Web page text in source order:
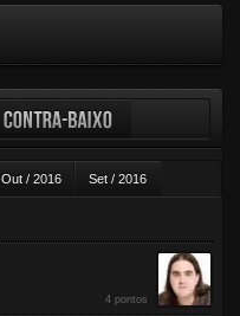
Out / 2016 Set / 2016
Contra-baixo
4 pontos